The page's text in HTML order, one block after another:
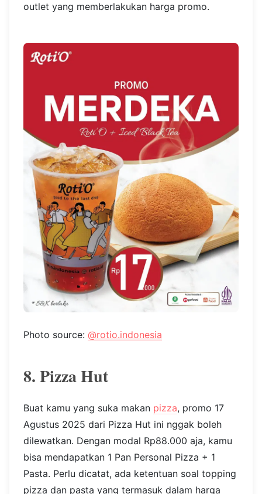
outlet yang memberlakukan harga promo.
Photo source: @rotio.indonesia
8. Pizza Hut
Buat kamu yang suka makan pizza, promo 17
Agustus 2025 dari Pizza Hut ini nggak boleh
dilewatkan. Dengan modal Rp88.000 aja, kamu
bisa mendapatkan 1 Pan Personal Pizza + 1
Pasta. Perlu dicatat, ada ketentuan soal topping
pizza dan pasta yang termasuk dalam harga